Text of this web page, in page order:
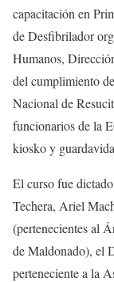
capacitación en
de Desfibrilador
Humanos,
del cumplimiento
Nacional de
funcionarios de la
kiosko y
El curso fue
Techera, Ariel
(pertenecientes al
de Maldonado), el
perteneciente a la